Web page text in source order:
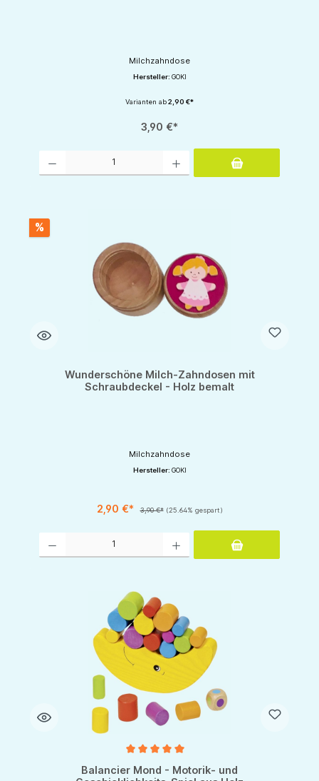
Milchzahndose
Hersteller: GOKI
Varianten ab2,90 €*
3,90 €*
%
Wunderschöne Milch-Zahndosen mit
Schraubdeckel - Holz bemalt
Milchzahndose
Hersteller: GOKI
2,90 €* 3,90 €* (25.64% gespart)
Balancier Mond - Motorik- und